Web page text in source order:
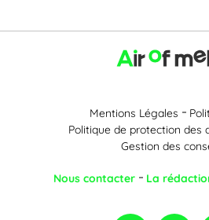
Mentions Légales
Politique de protection des
Gestion des
Nous contacter La